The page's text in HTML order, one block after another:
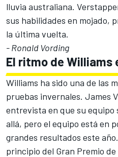
lluvia australiana.
sus habilidades en mojado,
la última vuelta.
- Ronald Vording
El ritmo de Williams
Williams ha sido una de las
pruebas invernales. James
entrevista en que su equipo
allá, pero el equipo está en
grandes resultados este año.
principio del Gran Premio